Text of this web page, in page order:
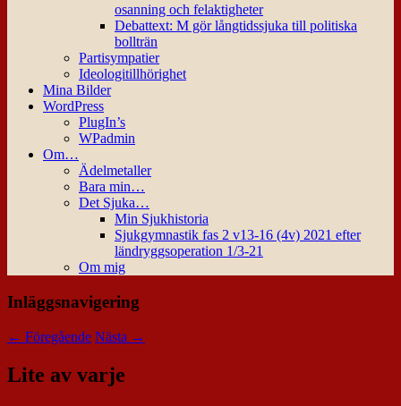
osanning och felaktigheter
Debattext: M gör långtidssjuka till politiska
bollträn
Partisympatier
Ideologitillhörighet
Mina Bilder
WordPress
PlugIn’s
WPadmin
Om…
Ädelmetaller
Bara min…
Det Sjuka…
Min Sjukhistoria
Sjukgymnastik fas 2 v13-16 (4v) 2021 efter
ländryggsoperation 1/3-21
Om mig
Inläggsnavigering
← Föregående Nästa →
Lite av varje